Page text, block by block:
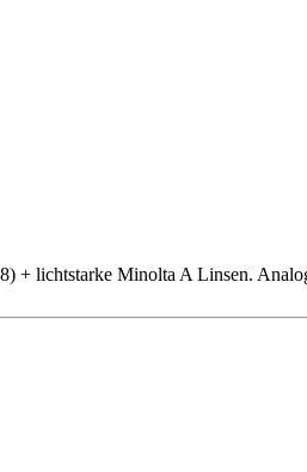
+ lichtstarke Minolta A Linsen.